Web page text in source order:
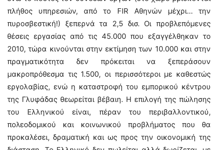
πλήθος υπηρεσιών, από το FIR Αθηνών μέχρι… την
πυροσβεστική!) ξεπερνά τα 2,5 δισ. Οι προβλεπόμενες
θέσεις εργασίας από τις 45.000 που εξαγγέλθηκαν το
2010, τώρα κινούνται στην εκτίμηση των 10.000 και στην
πραγματικότητα δεν πρόκειται να ξεπεράσουν
μακροπρόθεσμα τις 1.500, οι περισσότεροι με καθεστώς
εργολαβίας, ενώ η καταστροφή του εμπορικού κέντρου
της Γλυφάδας θεωρείται βέβαιη. Η επιλογή της πώλησης
του Ελληνικού είναι, πέραν του περιβαλλοντικού,
πολεοδομικού και κοινωνικού προβλήματος που θα
προκαλέσει, δραματική και ως προς την οικονομική της